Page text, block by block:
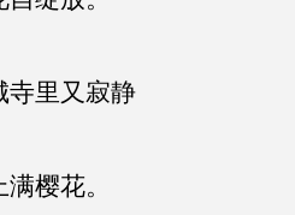
寺里又寂静
樱花。